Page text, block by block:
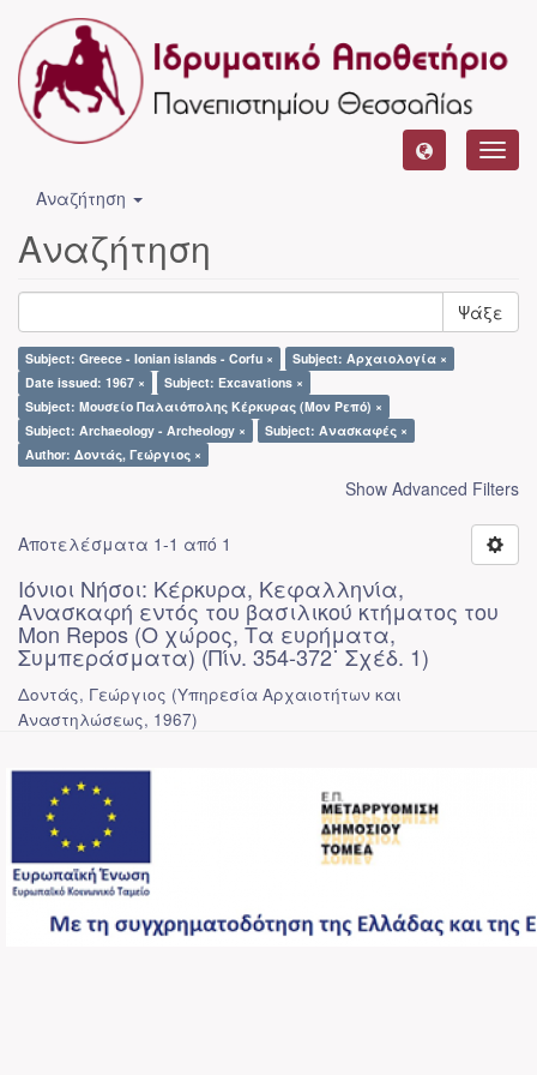
Αναζήτηση
Αναζήτηση
Ψάξε
Subject: Greece - Ionian islands - Corfu ×
Subject: Αρχαιολογία ×
Date issued: 1967 ×
Subject: Excavations ×
Subject: Μουσείο Παλαιόπολης Κέρκυρας (Μον Ρεπό) ×
Subject: Archaeology - Archeology ×
Subject: Ανασκαφές ×
Author: Δοντάς, Γεώργιος ×
Show Advanced Filters
Αποτελέσματα 1-1 από 1
Ιόνιοι Νήσοι: Κέρκυρα, Κεφαλληνία,
Ανασκαφή εντός του βασιλικού κτήματος του
Mon Repos (Ο χώρος, Τα ευρήματα,
Συμπεράσματα) (Πίν. 354-372˙ Σχέδ. 1)
Δοντάς, Γεώργιος (Υπηρεσία Αρχαιοτήτων και
Αναστηλώσεως, 1967)